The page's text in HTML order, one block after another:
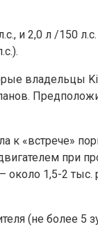
и 2,0 л /150 л.с.
владельцы
к «встрече»
при
1,5-2 тыс.
(не более 5